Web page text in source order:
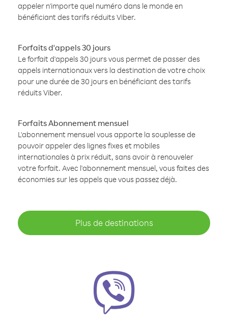
appeler n'importe quel numéro dans le monde en
bénéficiant des tarifs réduits Viber.
Forfaits d'appels 30 jours
Le forfait d'appels 30 jours vous permet de passer des
appels internationaux vers la destination de votre choix
pour une durée de 30 jours en bénéficiant des tarifs
réduits Viber.
Forfaits Abonnement mensuel
L'abonnement mensuel vous apporte la souplesse de
pouvoir appeler des lignes fixes et mobiles
internationales à prix réduit, sans avoir à renouveler
votre forfait. Avec l'abonnement mensuel, vous faites des
économies sur les appels que vous passez déjà.
Plus de destinations